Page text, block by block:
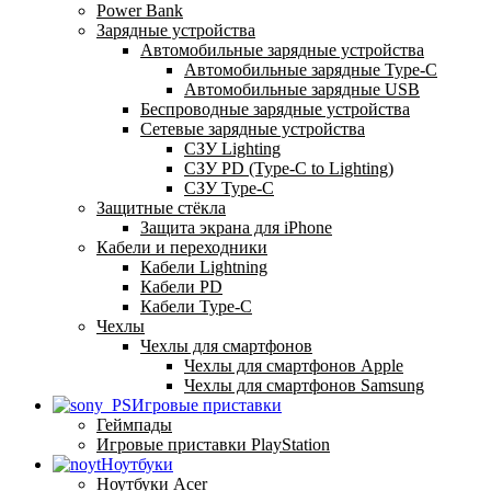
Power Bank
Зарядные устройства
Автомобильные зарядные устройства
Автомобильные зарядные Type-C
Автомобильные зарядные USB
Беспроводные зарядные устройства
Сетевые зарядные устройства
СЗУ Lighting
СЗУ PD (Type-C to Lighting)
СЗУ Type-C
Защитные стёкла
Защита экрана для iPhone
Кабели и переходники
Кабели Lightning
Кабели PD
Кабели Type-C
Чехлы
Чехлы для смартфонов
Чехлы для смартфонов Apple
Чехлы для смартфонов Samsung
Игровые приставки
Геймпады
Игровые приставки PlayStation
Ноутбуки
Ноутбуки Acer